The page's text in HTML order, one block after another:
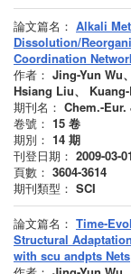
論文篇名： Alkali
Dissolution/
Coordination
作者： Jing-Yun Wu
Hsiang Liu、
期刊名： Chem.-Eur.
卷號： 15 卷
期別： 14 期
刊登日期： 2009-03-01
頁數： 3604-3614
期刊類型： SCI
論文篇名： Time-
Structural
with scu andpts Nets